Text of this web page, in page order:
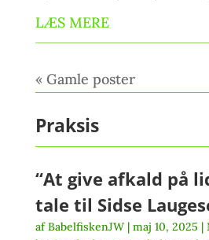
LÆS MERE
« Gamle poster
Praksis
“At give afkald på
tale til Sidse
afBabelfiskenJW| maj 10, 2025 |